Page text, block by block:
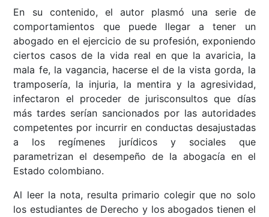
En su contenido, el autor plasmó una serie de
comportamientos que puede llegar a tener un
abogado en el ejercicio de su profesión, exponiendo
ciertos casos de la vida real en que la avaricia, la
mala fe, la vagancia, hacerse el de la vista gorda, la
tramposería, la injuria, la mentira y la agresividad,
infectaron el proceder de jurisconsultos que días
más tardes serían sancionados por las autoridades
competentes por incurrir en conductas desajustadas
a los regímenes jurídicos y sociales que
parametrizan el desempeño de la abogacía en el
Estado colombiano.
Al leer la nota, resulta primario colegir que no solo
los estudiantes de Derecho y los abogados tienen el